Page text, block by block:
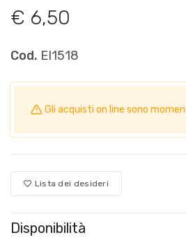
€ 6,50
Cod. EI1518
Gli acquisti on line sono
Lista dei desideri
Disponibilità